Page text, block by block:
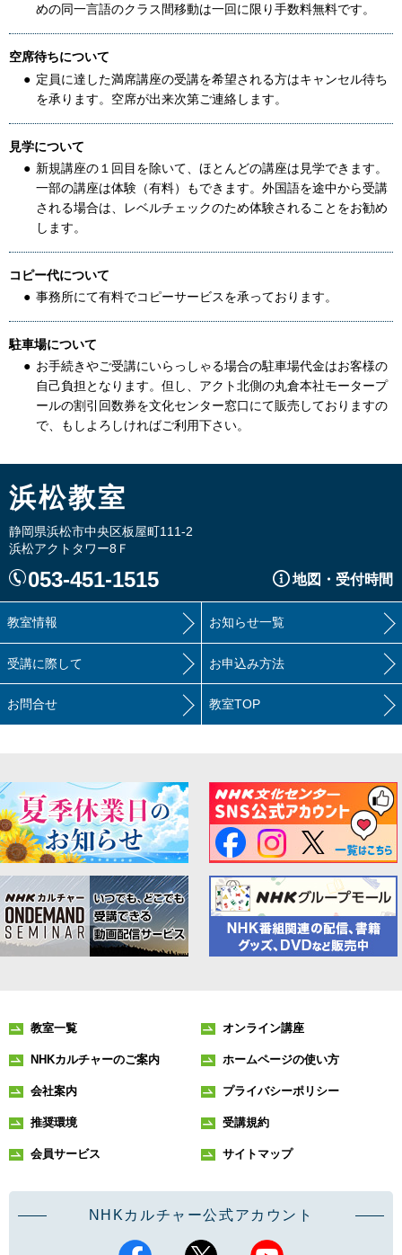
めの同一言語のクラス間移動は一回に限り手数料無料です。
空席待ちについて
定員に達した満席講座の受講を希望される方はキャンセル待ち
を承ります。空席が出来次第ご連絡します。
見学について
新規講座の１回目を除いて、ほとんどの講座は見学できます。
一部の講座は体験（有料）もできます。外国語を途中から受講
される場合は、レベルチェックのため体験されることをお勧め
します。
コピー代について
事務所にて有料でコピーサービスを承っております。
駐車場について
お手続きやご受講にいらっしゃる場合の駐車場代金はお客様の
自己負担となります。但し、アクト北側の丸倉本社モータープ
ールの割引回数券を文化センター窓口にて販売しておりますの
で、もしよろしければご利用下さい。
浜松教室
静岡県浜松市中央区板屋町111-2
浜松アクトタワー8Ｆ
053-451-1515 地図・受付時間
教室情報 お知らせ一覧
受講に際して お申込み方法
お問合せ 教室TOP
教室一覧 オンライン講座
NHKカルチャーのご案内 ホームページの使い方
会社案内 プライバシーポリシー
推奨環境 受講規約
会員サービス サイトマップ
NHKカルチャー公式アカウント